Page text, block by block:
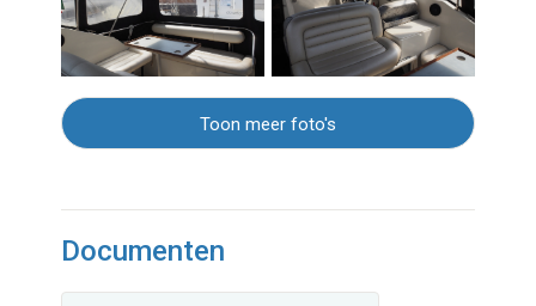
Toon meer foto's
Documenten